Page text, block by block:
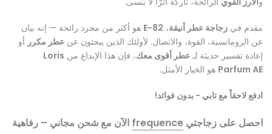
مقدم في زجاجة عطر أنيقة، E-82 هو أكثر من مجرد رائحة — إنه بيان
عن الرومانسية، القوة، والاتصال. لأولئك الذين يبحثون عن عطر مكرر أو
إعادة تفسير حديثة لـ عطر أقوى معك، فإن هذا الإبداع من Loris
Parfum AE هو الخيار الأمثل.
ادفع لاحقاً مع تابي - بدون فوائد!
احصل على زجاجتي frequence الآن مع شحن مجاني – رفاهية